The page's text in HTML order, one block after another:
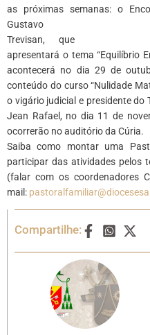
as próximas semanas: o
Gustavo
Trevisan, que
apresentará o tema “Equilíbrio
acontecerá no dia 29 de
conteúdo do curso “Nulidade
o vigário judicial e presidente do
Jean Rafael, no dia 11 de
ocorrerão no auditório da Cúria.
Saiba como montar uma
participar das atividades pelos
(falar com os coordenadores
mail:
Compartilhe: